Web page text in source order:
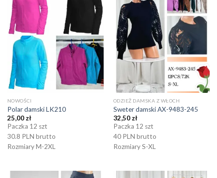
NOWOŚCI
Polar damski LK210
25,00 zł
Paczka 12 szt
30.8 PLN brutto
Rozmiary M-2XL
ODZIEŻ DAMSKA Z WŁOCH
Sweter damski AX-9483-245
32,50 zł
Paczka 12 szt
40 PLN brutto
Rozmiary S-XL